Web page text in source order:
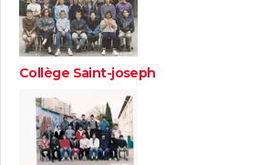
Collège Saint-joseph